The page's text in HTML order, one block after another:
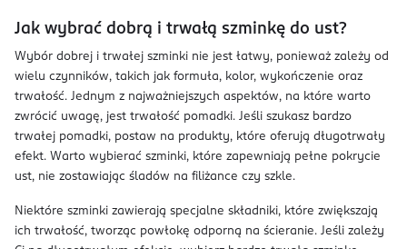
Jak wybrać dobrą i trwałą szminkę do ust?
Wybór dobrej i trwałej szminki nie jest łatwy, ponieważ zależy od
wielu czynników, takich jak formuła, kolor, wykończenie oraz
trwałość. Jednym z najważniejszych aspektów, na które warto
zwrócić uwagę, jest trwałość pomadki. Jeśli szukasz bardzo
trwałej pomadki, postaw na produkty, które oferują długotrwały
efekt. Warto wybierać szminki, które zapewniają pełne pokrycie
ust, nie zostawiając śladów na filiżance czy szkle.
Niektóre szminki zawierają specjalne składniki, które zwiększają
ich trwałość, tworząc powłokę odporną na ścieranie. Jeśli zależy